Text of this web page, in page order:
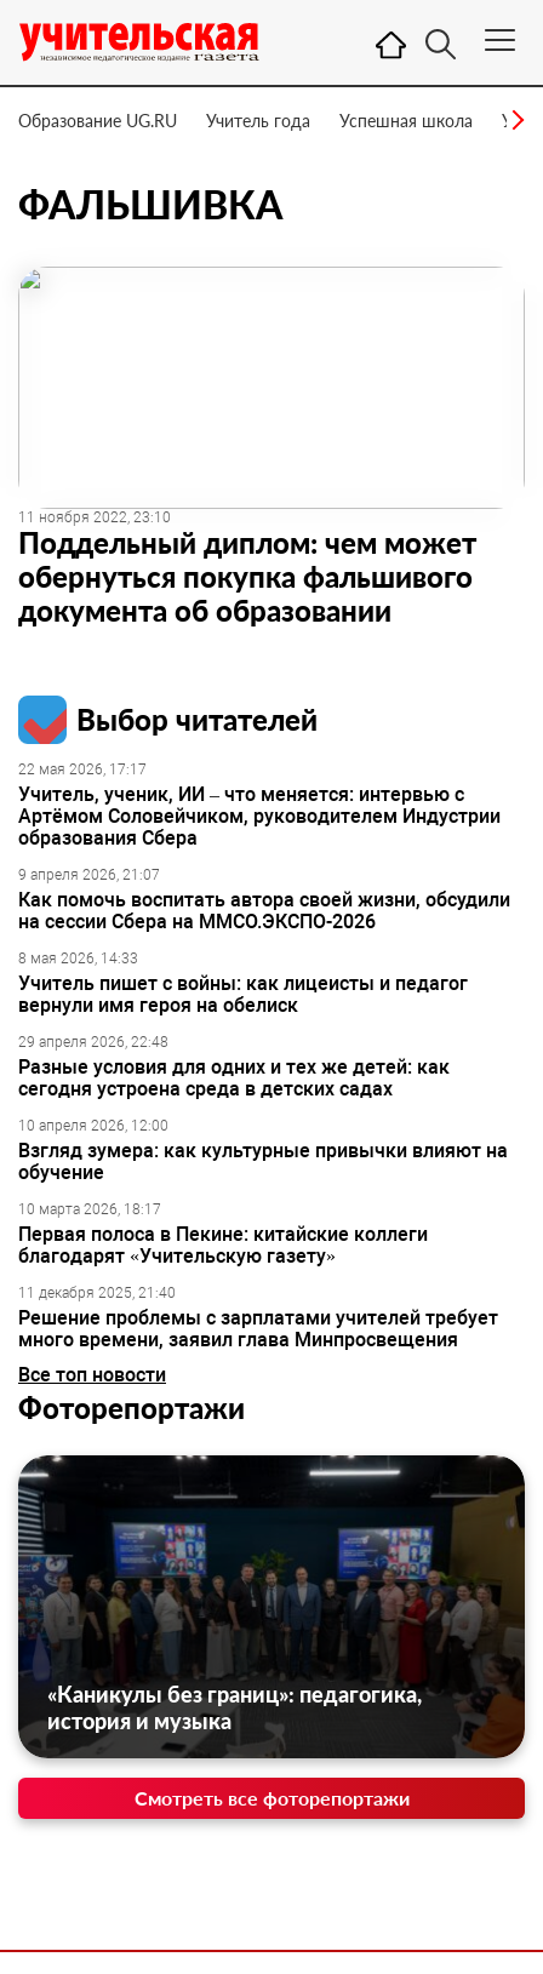
Образование UG.RU Учитель года Успешная школа
ФАЛЬШИВКА
11 ноября 2022, 23:10
Поддельный диплом: чем может
обернуться покупка фальшивого
документа об образовании
Выбор читателей
22 мая 2026, 17:17
Учитель, ученик, ИИ – что меняется: интервью с
Артёмом Соловейчиком, руководителем Индустрии
образования Сбера
9 апреля 2026, 21:07
Как помочь воспитать автора своей жизни, обсудили
на сессии Сбера на ММСО.ЭКСПО-2026
8 мая 2026, 14:33
Учитель пишет с войны: как лицеисты и педагог
вернули имя героя на обелиск
29 апреля 2026, 22:48
Разные условия для одних и тех же детей: как
сегодня устроена среда в детских садах
10 апреля 2026, 12:00
Взгляд зумера: как культурные привычки влияют на
обучение
10 марта 2026, 18:17
Первая полоса в Пекине: китайские коллеги
благодарят «Учительскую газету»
11 декабря 2025, 21:40
Решение проблемы с зарплатами учителей требует
много времени, заявил глава Минпросвещения
Все топ новости
Фоторепортажи
«Каникулы без границ»: педагогика,
история и музыка
Смотреть все фоторепортажи